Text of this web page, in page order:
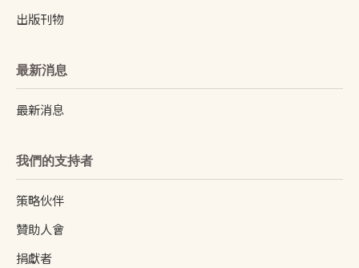
出版刊物
最新消息
最新消息
我們的支持者
策略伙伴
贊助人會
捐獻者